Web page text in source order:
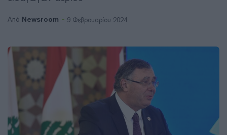
Από Newsroom 9 Φεβρουαρίου 2024